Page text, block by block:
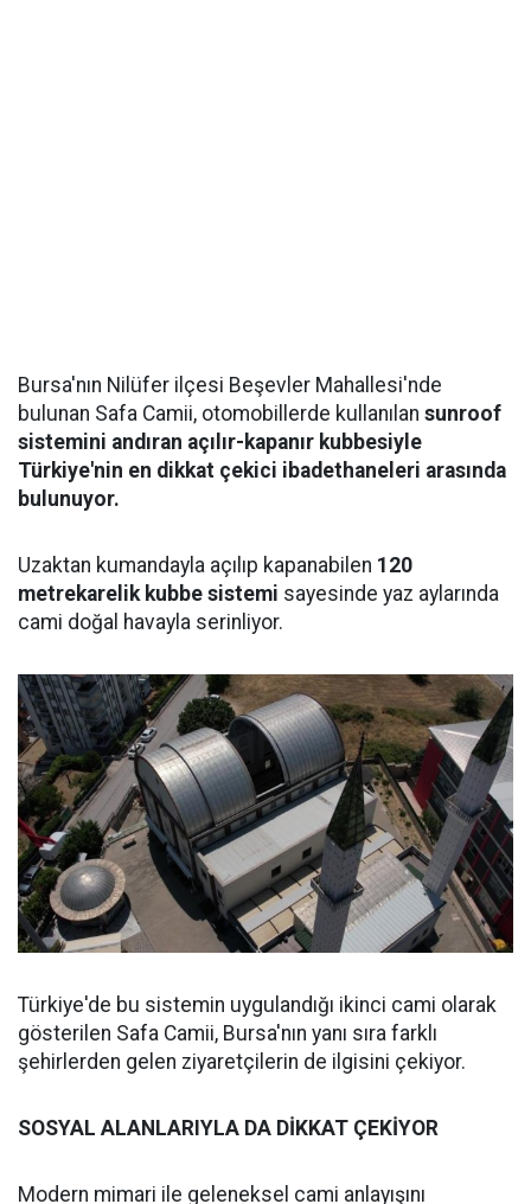
Bursa'nın Nilüfer ilçesi Beşevler Mahallesi'nde
bulunan Safa Camii, otomobillerde kullanılan sunroof
sistemini andıran açılır-kapanır kubbesiyle
Türkiye'nin en dikkat çekici ibadethaneleri arasında
bulunuyor.
Uzaktan kumandayla açılıp kapanabilen 120
metrekarelik kubbe sistemi sayesinde yaz aylarında
cami doğal havayla serinliyor.
Türkiye'de bu sistemin uygulandığı ikinci cami olarak
gösterilen Safa Camii, Bursa'nın yanı sıra farklı
şehirlerden gelen ziyaretçilerin de ilgisini çekiyor.
SOSYAL ALANLARIYLA DA DİKKAT ÇEKİYOR
Modern mimari ile geleneksel cami anlayışını